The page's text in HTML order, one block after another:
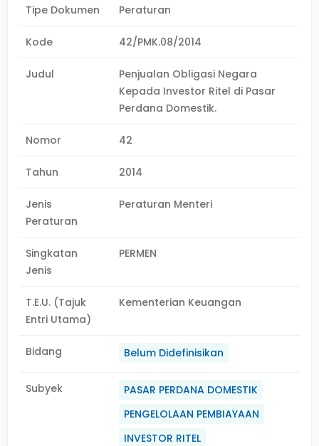
Tipe Dokumen Peraturan
Kode 42/PMK.08/2014
Judul
Penjualan Obligasi Negara
Kepada Investor Ritel di Pasar
Perdana Domestik.
Nomor 42
Tahun 2014
Jenis
Peraturan
Peraturan Menteri
Singkatan
Jenis
PERMEN
T.E.U. (Tajuk
Entri Utama)
Kementerian Keuangan
Bidang Belum Didefinisikan
Subyek
PASAR PERDANA DOMESTIK
PENGELOLAAN PEMBIAYAAN
INVESTOR RITEL